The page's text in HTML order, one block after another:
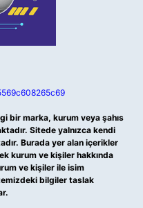
bir marka, kurum veya şahıs
Sitede yalnızca kendi
Burada yer alan içerikler
kurum ve kişiler hakkında
ve kişiler ile isim
bilgiler taslak